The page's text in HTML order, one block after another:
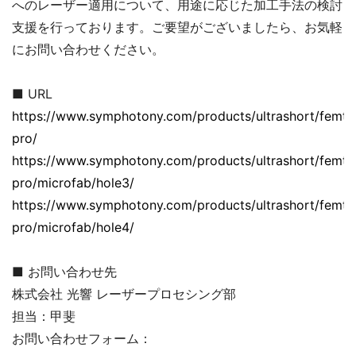
へのレーザー適用について、用途に応じた加工手法の検討
支援を行っております。ご要望がございましたら、お気軽
にお問い合わせください。
■ URL
https://www.symphotony.com/products/ultrashort/
pro/
https://www.symphotony.com/products/ultrashort/
pro/microfab/hole3/
https://www.symphotony.com/products/ultrashort/
pro/microfab/hole4/
■ お問い合わせ先
株式会社 光響 レーザープロセシング部
担当：甲斐
お問い合わせフォーム：